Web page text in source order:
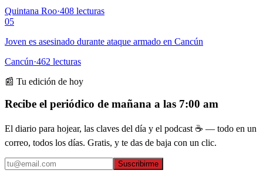
Quintana Roo·408 lecturas
05
Joven es asesinado durante ataque armado en Cancún
Cancún·462 lecturas
📰 Tu edición de hoy
Recibe el periódico de mañana a las 7:00 am
El diario para hojear, las claves del día y el podcast ☕ — todo en un
correo, todos los días. Gratis, y te das de baja con un clic.
Suscribirme